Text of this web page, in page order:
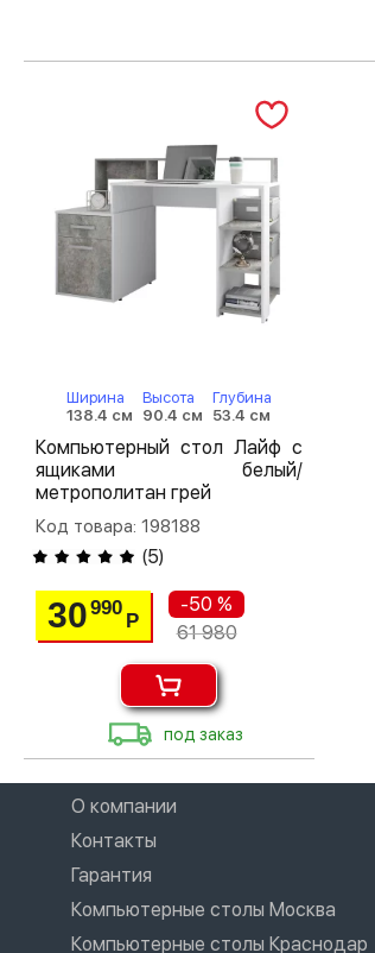
Ширина
138.4 см
Высота
90.4 см
Глубина
53.4 см
Компьютерный стол Лайф с
ящиками белый/
метрополитан грей
Код товара: 198188
(5)
30990
Р
-50 %
61 980
под заказ
О компании
Контакты
Гарантия
Компьютерные столы Москва
Компьютерные столы Краснодар